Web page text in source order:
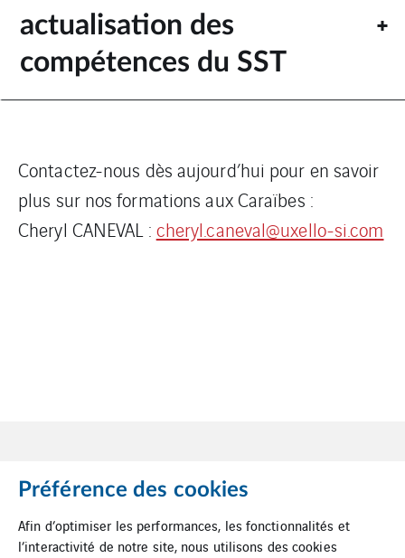
actualisation des
compétences du SST
Contactez-nous dès aujourd’hui pour en savoir
plus sur nos formations aux Caraïbes :
Cheryl CANEVAL : cheryl.caneval@uxello-si.com
Préférence des cookies
Afin d’optimiser les performances, les fonctionnalités et
l’interactivité de notre site, nous utilisons des cookies